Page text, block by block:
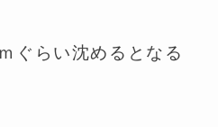
ぐらい沈めるとなる